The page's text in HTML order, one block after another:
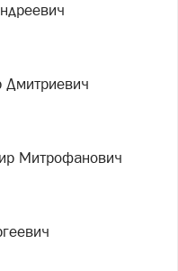
Дмитриевич
Митрофанович